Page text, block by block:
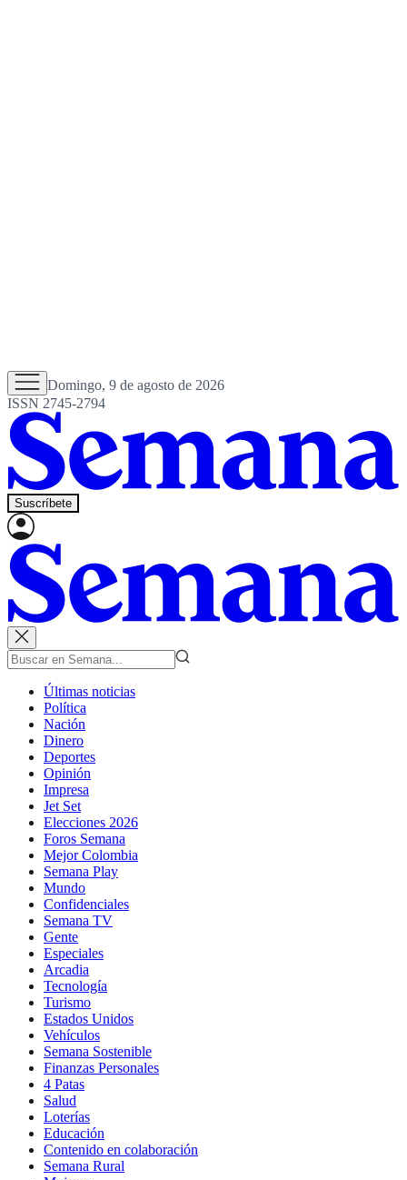
Domingo, 9 de agosto de 2026
ISSN 2745-2794
Suscríbete
Últimas noticias
Política
Nación
Dinero
Deportes
Opinión
Impresa
Jet Set
Elecciones 2026
Foros Semana
Mejor Colombia
Semana Play
Mundo
Confidenciales
Semana TV
Gente
Especiales
Arcadia
Tecnología
Turismo
Estados Unidos
Vehículos
Semana Sostenible
Finanzas Personales
4 Patas
Salud
Loterías
Educación
Contenido en colaboración
Semana Rural